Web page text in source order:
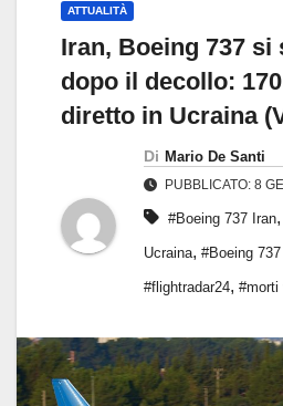
ATTUALITÀ
Iran, Boeing 737 si
dopo il decollo:
diretto in Ucraina
Di Mario De Santi
PUBBLICATO: 8
#Boeing 737 Iran,
Ucraina, #Boeing
#flightradar24, #morti